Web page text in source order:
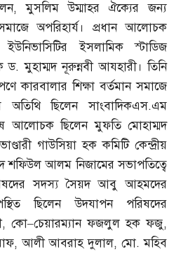
,মুসলিম উম্মাহর ঐক্যের জন্য
অপরিহার্য। প্রধান আলোচক
ইউনিভাসিটির ইসলামিক স্টাডিজ
ড.মুহাম্মদ নূরুন্নবী আযহারী। তিনি
কারবালার শিক্ষা বর্তমান সমাজে
অতিথি ছিলেন সাংবাদিকএস.এম
আলোচক ছিলেন মুফতি মোহাম্মদ
গাউসিয়া হক কমিটি কেন্দ্রীয়
শফিউল আলম নিজামের সভাপতিত্বে
সদস্য সৈয়দ আবু আহমদের
ছিলেন উদযাপন পরিষদের
, কো–চেয়ারম্যান ফজলুল হক ফজু,
,আলী আবরাহ দুলাল,মো.মহিব